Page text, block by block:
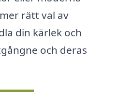
rätt val av
din kärlek och
och deras